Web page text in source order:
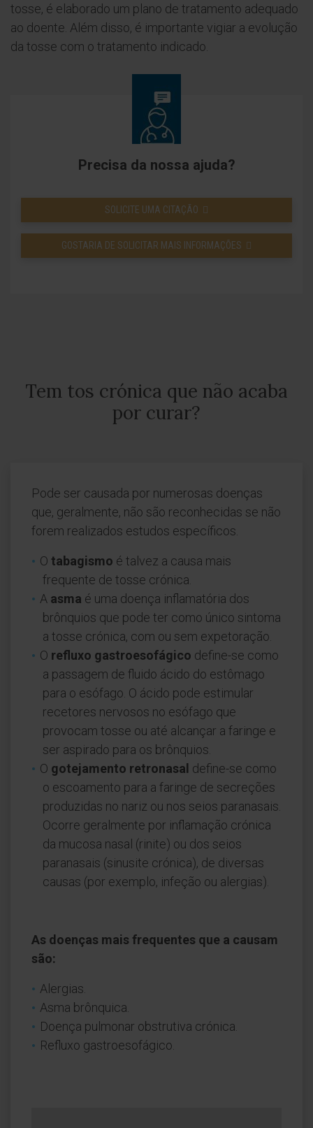
tosse, é elaborado um plano de tratamento adequado
ao doente. Além disso, é importante vigiar a evolução
da tosse com o tratamento indicado.
Precisa da nossa ajuda?
SOLICITE UMA CITAÇÃO
GOSTARIA DE SOLICITAR MAIS INFORMAÇÕES
Tem tos crónica que não acaba
por curar?
Pode ser causada por numerosas doenças
que, geralmente, não são reconhecidas se não
forem realizados estudos específicos.
O tabagismo é talvez a causa mais
frequente de tosse crónica.
A asma é uma doença inflamatória dos
brônquios que pode ter como único sintoma
a tosse crónica, com ou sem expetoração.
O refluxo gastroesofágico define-se como
a passagem de fluido ácido do estômago
para o esófago. O ácido pode estimular
recetores nervosos no esófago que
provocam tosse ou até alcançar a faringe e
ser aspirado para os brônquios.
O gotejamento retronasal define-se como
o escoamento para a faringe de secreções
produzidas no nariz ou nos seios paranasais.
Ocorre geralmente por inflamação crónica
da mucosa nasal (rinite) ou dos seios
paranasais (sinusite crónica), de diversas
causas (por exemplo, infeção ou alergias).
As doenças mais frequentes que a causam
são:
Alergias.
Asma brônquica.
Doença pulmonar obstrutiva crónica.
Refluxo gastroesofágico.